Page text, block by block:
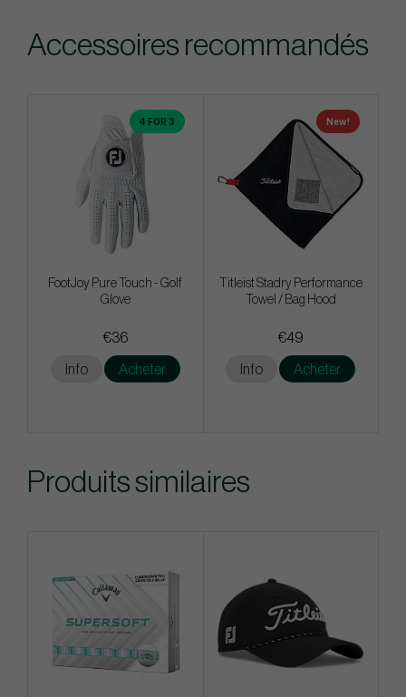
Accessoires recommandés
4 FOR 3
FootJoy Pure Touch - Golf
Glove
€36
Info Acheter
New!
Titleist Stadry Performance
Towel / Bag Hood
€49
Info Acheter
Produits similaires